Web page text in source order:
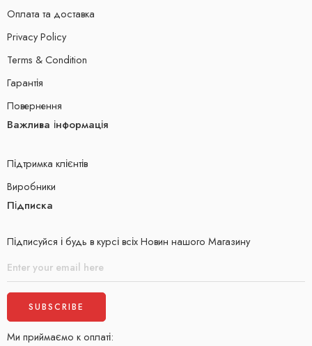
Оплата та доставка
Privacy Policy
Terms & Condition
Гарантія
Повернення
Важлива інформація
Підтримка клієнтів
Виробники
Підписка
Підписуйся і будь в курсі всіх Новин нашого Магазину
Ми приймаємо к оплаті: